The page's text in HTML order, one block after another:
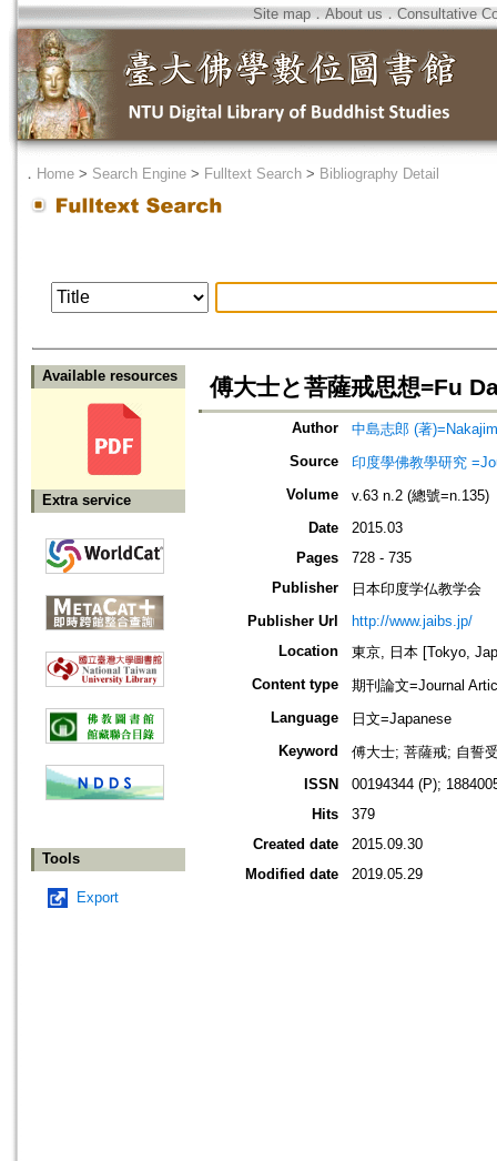
Site map．About us ． Consultative
． Home > Search Engine > Fulltext Search > Bibliography Detail
Available resources
Extra service
Tools
Export
傅大士と菩薩戒思想=Fu
Author
中島志郎 (著
Source
印度學佛教學研究
Volume
v.63 n.2 (總號=n.135)
Date
2015.03
Pages
728 - 735
Publisher
日本印度学仏教学会
Publisher Url
http://www.jaibs.jp/
Location
東京, 日本 [Tokyo,
Content type
期刊論文=Journal
Language
日文=Japanese
Keyword
傅大士; 菩薩戒; 自誓
ISSN
00194344 (P);
Hits
379
Created date
2015.09.30
Modified date
2019.05.29